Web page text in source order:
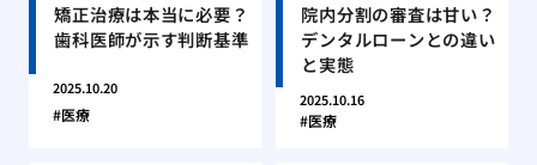
矯正治療は本当に必要？
歯科医師が示す判断基準
2025.10.20
医療
院内分割の審査は甘い？
デンタルローンとの違い
と実態
2025.10.16
医療